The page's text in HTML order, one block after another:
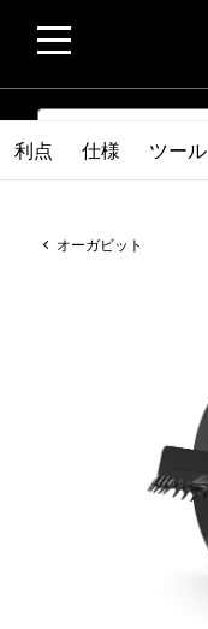
SEARCH
オーガビット
利点 仕様 ツール